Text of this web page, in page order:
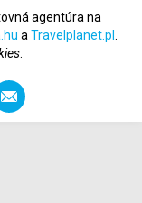
agentúra na
a Travelplanet.pl
.
Odporučiť